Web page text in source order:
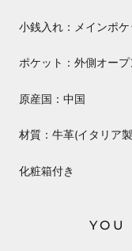
小銭入れ：メインポケ
ポケット：外側オー
原産国：中国
材質：牛革(イタリア
化粧箱付き
YOU